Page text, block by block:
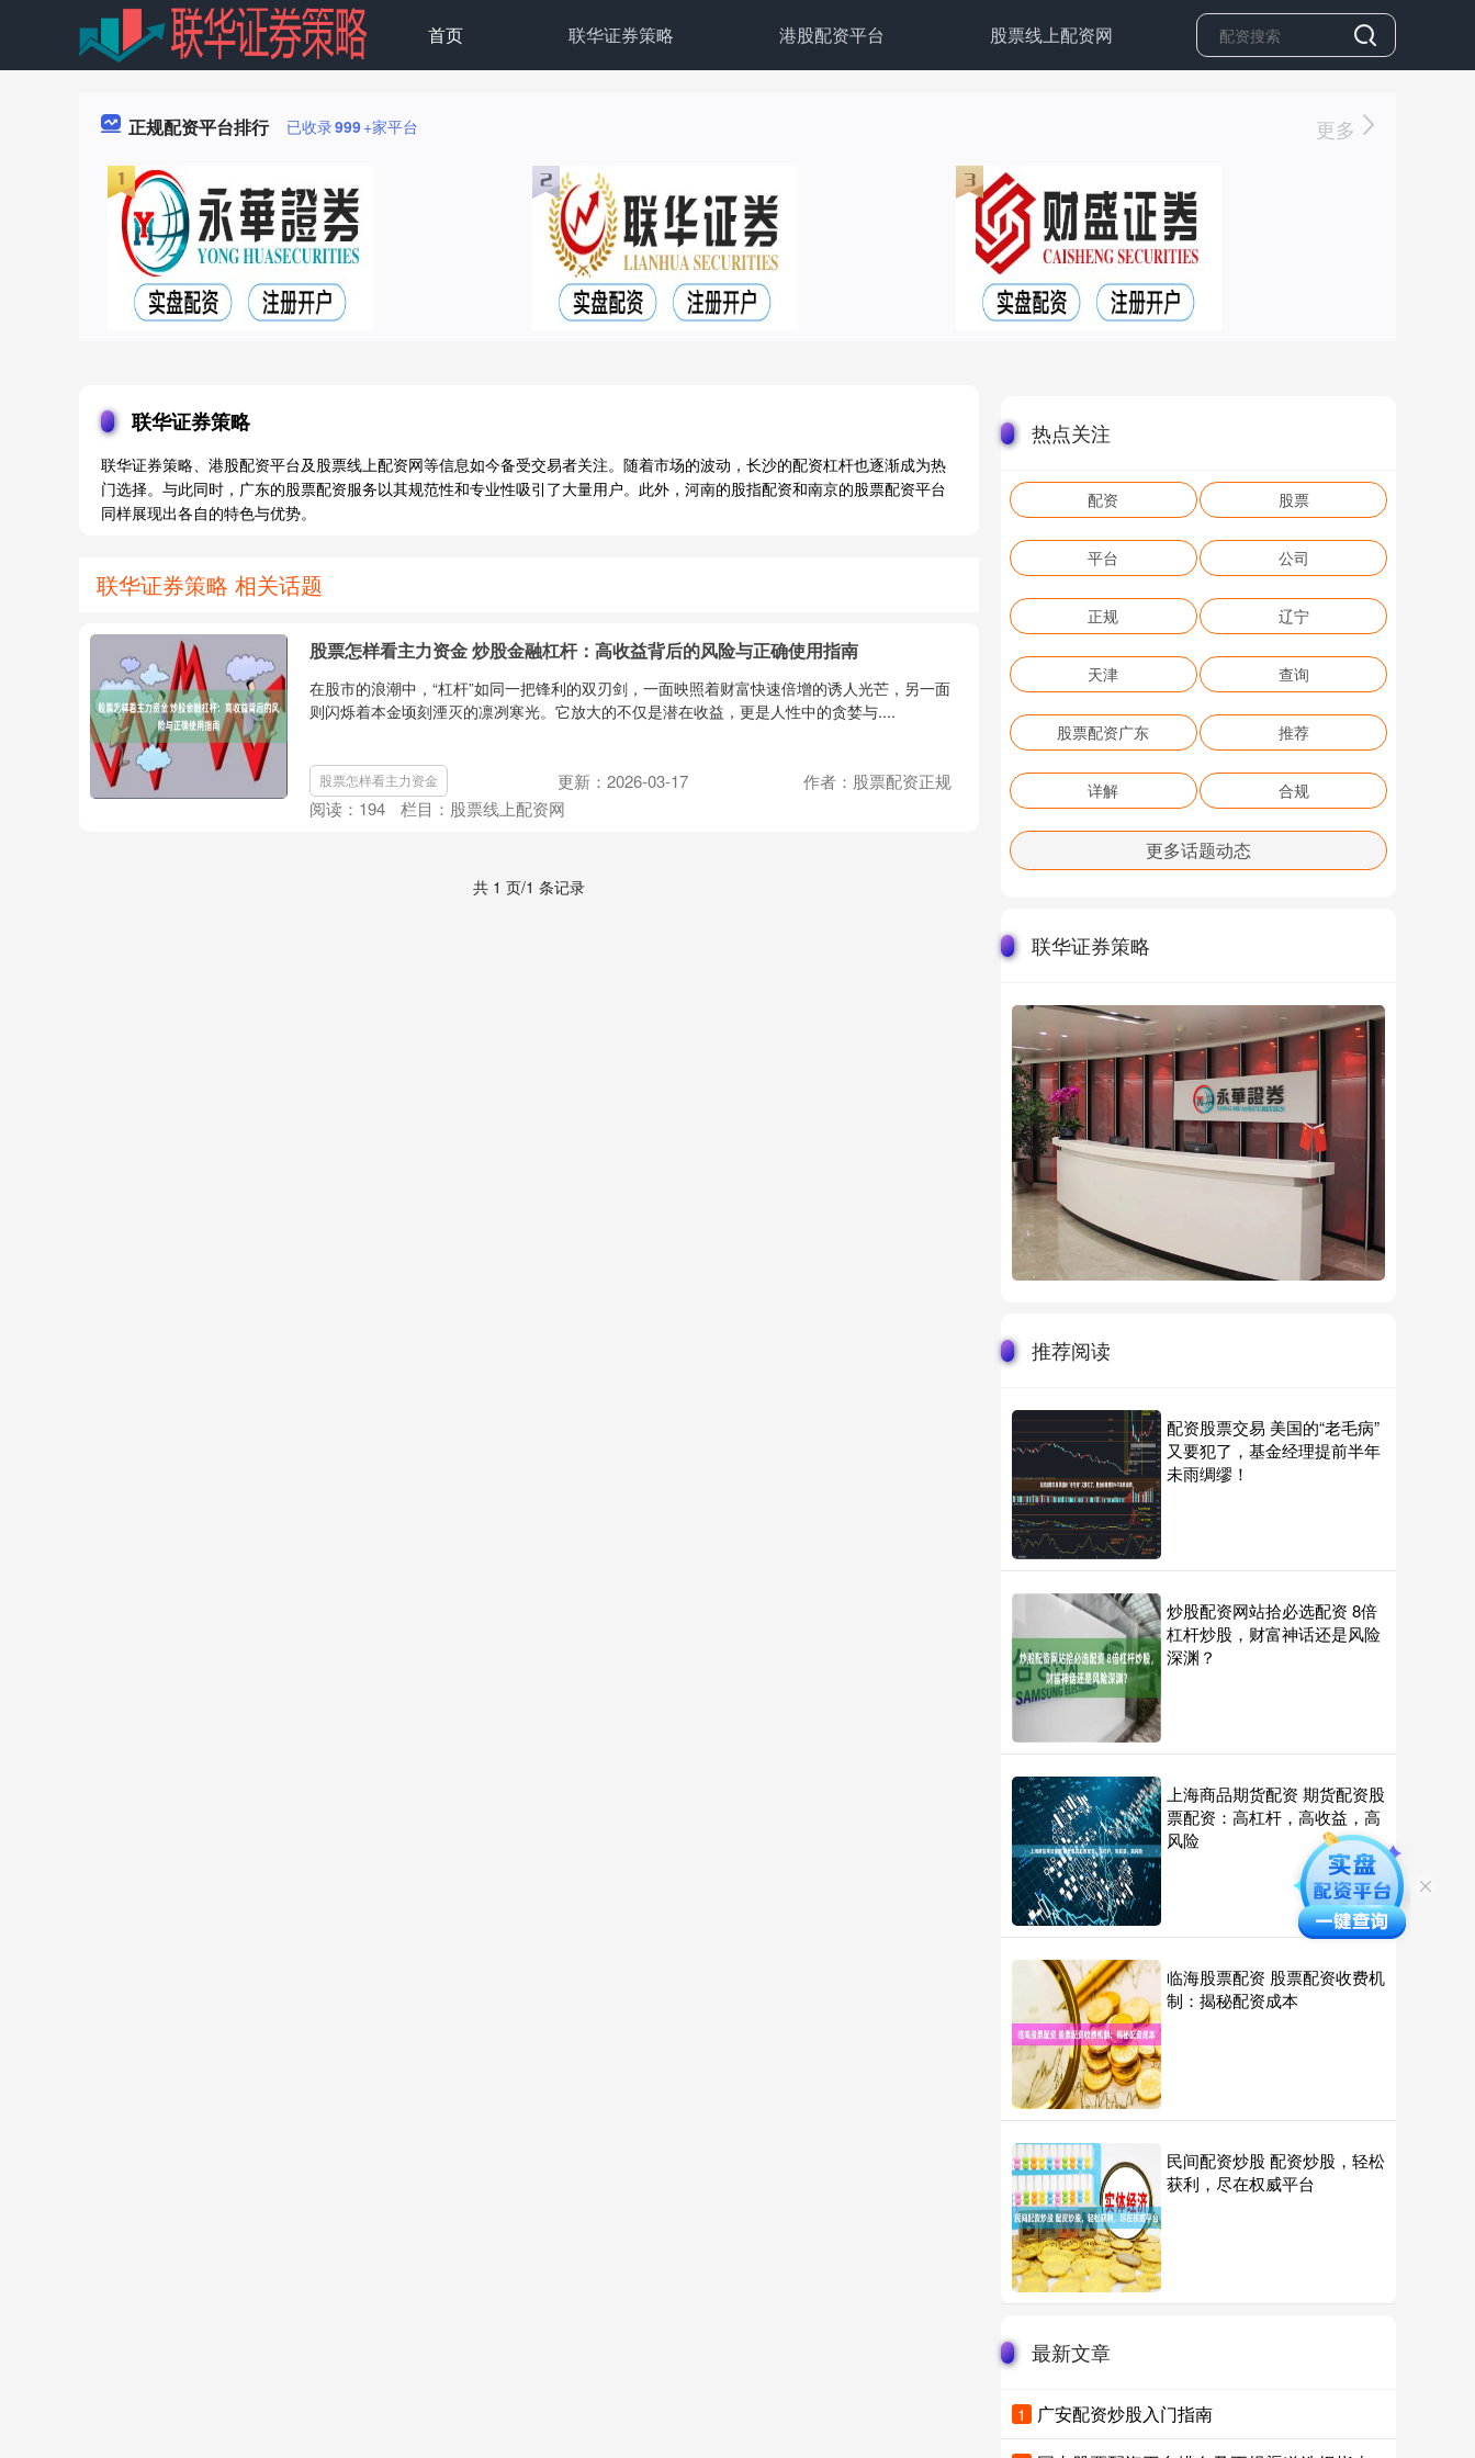
首页 联华证券策略 港股配资平台 股票线上配资网
正规配资平台排行 已收录999+家平台 更多
联华证券策略
联华证券策略、港股配资平台及股票线上配资网等信息如今备受交易者关注。随着市场的波动，长沙的配资杠杆也逐渐成为热
门选择。与此同时，广东的股票配资服务以其规范性和专业性吸引了大量用户。此外，河南的股指配资和南京的股票配资平台
同样展现出各自的特色与优势。
联华证券策略 相关话题
股票怎样看主力资金 炒股金融杠杆：高收益背后的风险与正确使用指南
在股市的浪潮中，“杠杆”如同一把锋利的双刃剑，一面映照着财富快速倍增的诱人光芒，另一面
则闪烁着本金顷刻湮灭的凛冽寒光。它放大的不仅是潜在收益，更是人性中的贪婪与....
股票怎样看主力资金 更新：2026-03-17
作者：股票配资正规
阅读： 194 栏目： 股票线上配资网
共 1 页/1 条记录
热点关注
配资 股票
平台 公司
正规 辽宁
天津 查询
股票配资广东 推荐
详解 合规
更多话题动态
联华证券策略
推荐阅读
配资股票交易 美国的“老毛病”
又要犯了，基金经理提前半年
未雨绸缪！
炒股配资网站拾必选配资 8倍
杠杆炒股，财富神话还是风险
深渊？
上海商品期货配资 期货配资股
票配资：高杠杆，高收益，高
风险
临海股票配资 股票配资收费机
制：揭秘配资成本
民间配资炒股 配资炒股，轻松
获利，尽在权威平台
最新文章
1 广安配资炒股入门指南